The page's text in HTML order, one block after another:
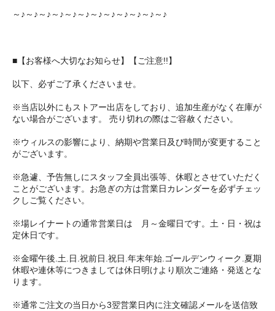
～♪～♪～♪～♪～♪～♪～♪～♪～♪～♪～♪～♪
■【お客様へ大切なお知らせ】【ご注意!!】
以下、必ずご了承くださいませ。
※当店以外にもストアー出店をしており、追加生産がなく在庫が
ない場合がございます。 売り切れの際はご容赦ください。
※ウィルスの影響により、納期や営業日及び時間が変更すること
がございます。
※急遽、予告無しにスタッフ全員出張等、休暇とさせていただく
ことがございます。お急ぎの方は営業日カレンダーを必ずチェッ
クしご覧ください。
※場レイナートの通常営業日は 月～金曜日です。土・日・祝は
定休日です。
※金曜午後.土.日.祝前日.祝日.年末年始.ゴールデンウィーク.夏期
休暇や連休等につきましては休日明けより順次ご連絡・発送とな
ります。
※通常ご注文の当日から3翌営業日内に注文確認メールを送信致